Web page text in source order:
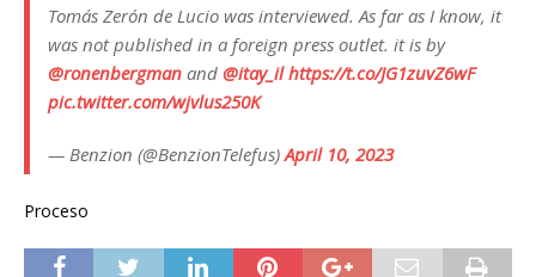
Tomás Zerón de Lucio was interviewed. As far as I know, it
was not published in a foreign press outlet. it is by
@ronenbergman and @itay_il https://t.co/JG1zuvZ6wF
pic.twitter.com/wjvlus250K
— Benzion (@BenzionTelefus)April 10, 2023
Proceso